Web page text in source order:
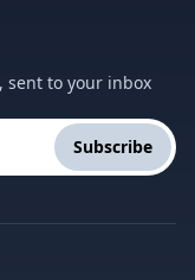
sent to your inbox
Subscribe